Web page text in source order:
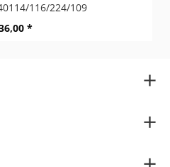
116/224/109
*